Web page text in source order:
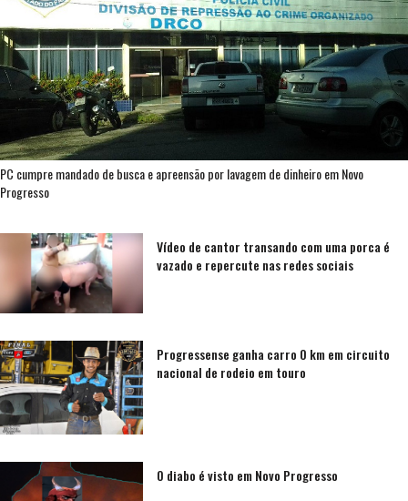
PC cumpre mandado de busca e apreensão por lavagem de dinheiro em Novo
Progresso
Vídeo de cantor transando com uma porca é
vazado e repercute nas redes sociais
Progressense ganha carro 0 km em circuito
nacional de rodeio em touro
O diabo é visto em Novo Progresso